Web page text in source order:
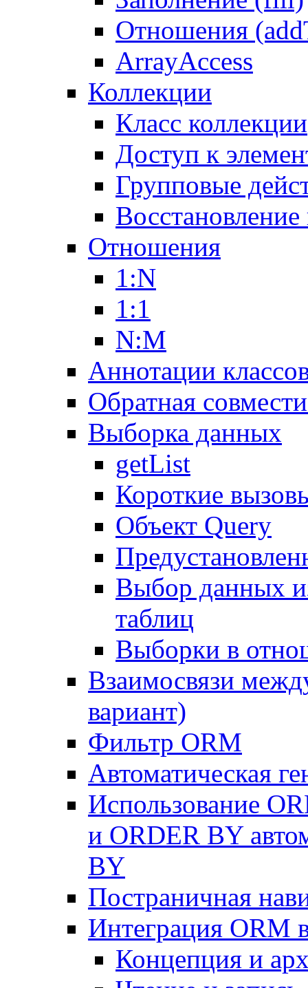
Отношения
ArrayAccess
Коллекции
Класс коллекции
Доступ к
Групповые
Отношения
1:N
1:1
N:M
Аннотации
Обратная
Выборка данных
getList
Короткие
Объект Query
Выбор данных
таблиц
Выборки в
Взаимосвязи
вариант)
Фильтр ORM
Автоматическая
Использование
и ORDER BY
BY
Постраничная
Интеграция ORM
Концепция и